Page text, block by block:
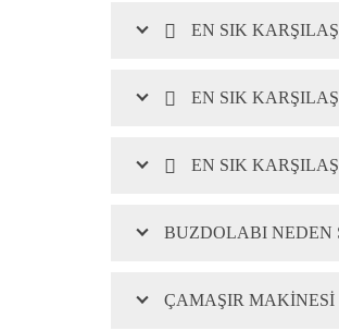
EN SIK
EN SIK
EN SIK
BUZDOLABI NEDEN
ÇAMAŞIR